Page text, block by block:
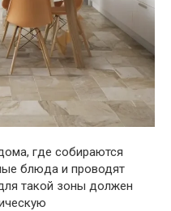
где собираются
блюда и проводят
такой зоны должен